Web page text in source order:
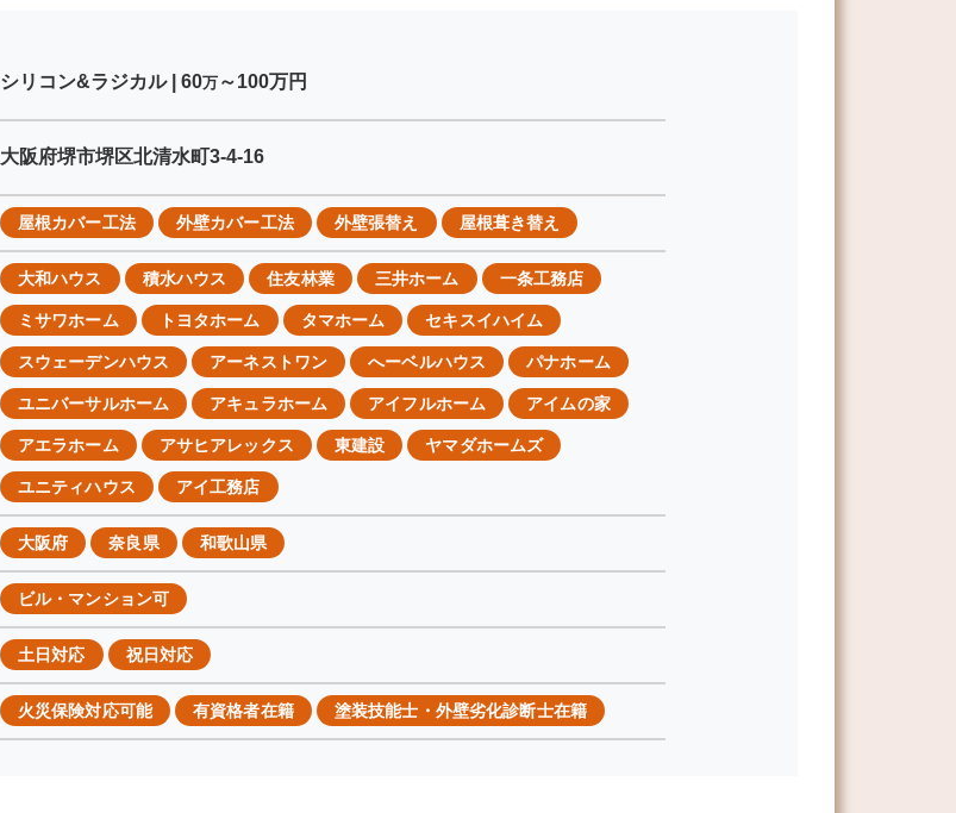
シリコン&ラジカル | 60万～100万円
大阪府堺市堺区北清水町3-4-16
屋根カバー工法 外壁カバー工法 外壁張替え 屋根葺き替え
大和ハウス 積水ハウス 住友林業 三井ホーム 一条工務店
ミサワホーム トヨタホーム タマホーム セキスイハイム
スウェーデンハウス アーネストワン へーベルハウス パナホーム
ユニバーサルホーム アキュラホーム アイフルホーム アイムの家
アエラホーム アサヒアレックス 東建設 ヤマダホームズ
ユニティハウス アイ工務店
大阪府 奈良県 和歌山県
ビル・マンション可
土日対応 祝日対応
火災保険対応可能 有資格者在籍 塗装技能士・外壁劣化診断士在籍